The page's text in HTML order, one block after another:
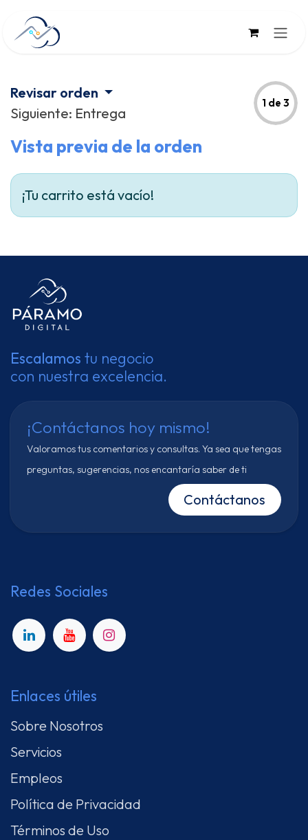
Revisar orden
Siguiente: Entrega
1 de 3
Vista previa de la orden
¡Tu carrito está vacío!
Escalamos tu negocio
con nuestra excelencia.
¡Contáctanos hoy mismo!
Valoramos tus comentarios y consultas. Ya sea que tengas
preguntas, sugerencias, nos encantaría saber de ti
Contáctanos
Redes Sociales
Enlaces útiles
Sobre Nosotros
Servicios
Empleos
Política de Privacidad
Términos de Uso